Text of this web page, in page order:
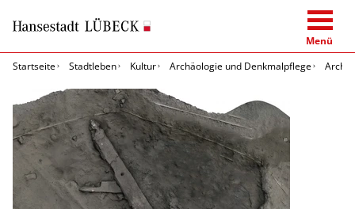
Menü
Startseite
Stadtleben Kultur Archäologie und Denkmalpflege